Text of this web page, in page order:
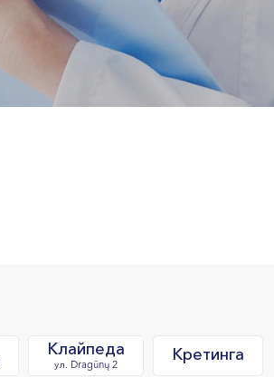
Клайпеда
ул. Dragūnų 2
Кретинга